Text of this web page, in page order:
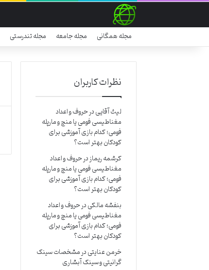
مجله همگانی مجله جامعه مجله تندرستی
نظرات کاربران
لیث آقاییدرحروف و اعداد
مغناطیسی فومی یا منچ و مارپله
فومی؛ کدام بازی آموزشی برای
کودکان بهتر است؟
کرشمه ریمازدرحروف و اعداد
مغناطیسی فومی یا منچ و مارپله
فومی؛ کدام بازی آموزشی برای
کودکان بهتر است؟
بنفشه مالکیدرحروف و اعداد
مغناطیسی فومی یا منچ و مارپله
فومی؛ کدام بازی آموزشی برای
کودکان بهتر است؟
خرمن عنایتیدرمشخصات سینک
گرانیتی و سینک آبشاری